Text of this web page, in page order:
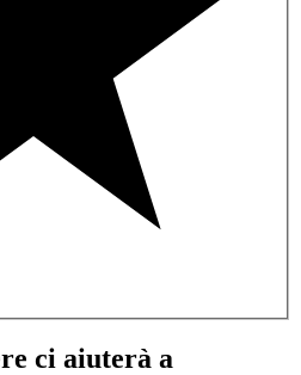
ci aiuterà a